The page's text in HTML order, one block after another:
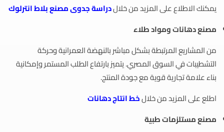
يمكنك الاطلاع على المزيد من خلالدراسة جدوى مصنع بلاط انترلوك
مصنع دهانات ومواد طلاء
من المشاريع المرتبطة بشكل مباشر بالنهضة العمرانية وحركة
التشطيبات في السوق المصري. يتميز بارتفاع الطلب المستمر وإمكانية
بناء علامة تجارية قوية مع جودة المنتج.
اطلع على المزيد من خلالخط انتاج دهانات
مصنع مستلزمات طبية